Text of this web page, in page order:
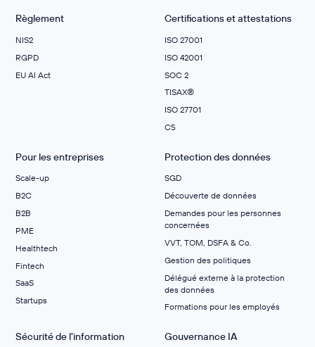
Règlement
NIS2
RGPD
EU AI Act
Certifications et attestations
ISO 27001
ISO 42001
SOC 2
TISAX®
ISO 27701
C5
Pour les entreprises
Scale-up
B2C
B2B
PME
Healthtech
Fintech
SaaS
Startups
Protection des données
SGD
Découverte de données
Demandes pour les personnes
concernées
VVT, TOM, DSFA & Co.
Gestion des politiques
Délégué externe à la protection
des données
Formations pour les employés
Sécurité de l'information Gouvernance IA